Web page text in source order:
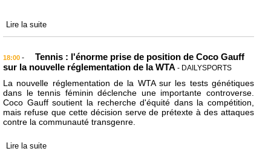
Lire la suite
18:00 -
Tennis : l'énorme prise de position de Coco Gauff
sur la nouvelle réglementation de la WTA - DAILYSPORTS
La nouvelle réglementation de la WTA sur les tests génétiques
dans le tennis féminin déclenche une importante controverse.
Coco Gauff soutient la recherche d'équité dans la compétition,
mais refuse que cette décision serve de prétexte à des attaques
contre la communauté transgenre.
Lire la suite